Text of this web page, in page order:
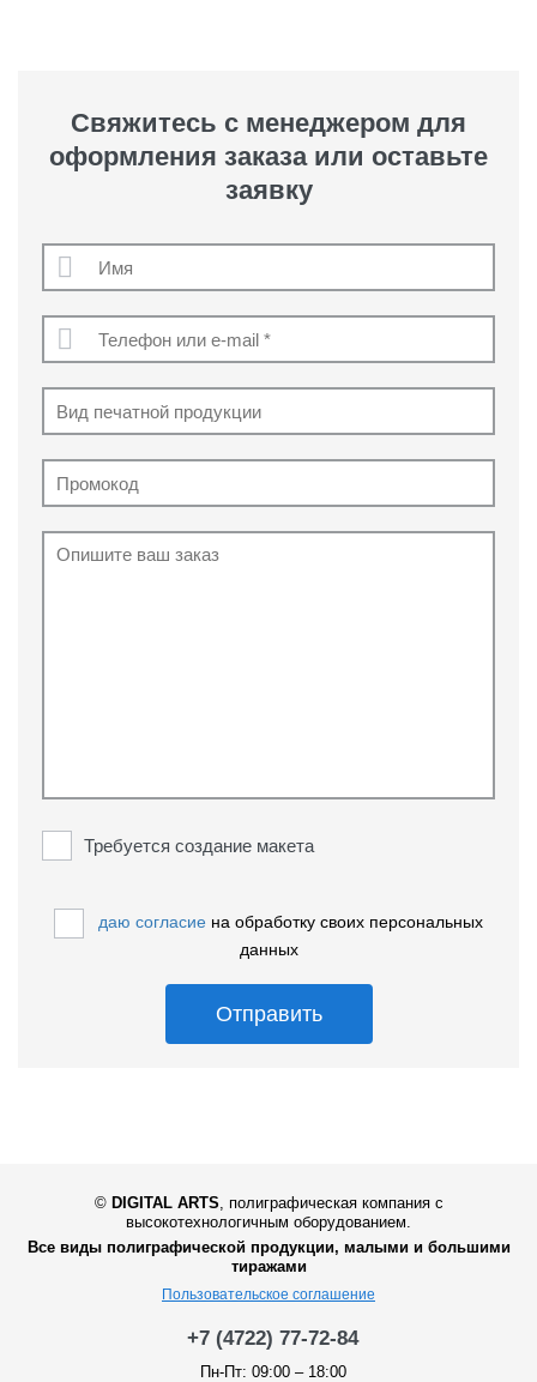
Свяжитесь с менеджером для
оформления заказа или оставьте
заявку
Требуется создание макета
даю согласие на обработку своих персональных
данных
Отправить
© DIGITAL ARTS
полиграфическая компания с
высокотехнологичным оборудованием.
Все виды полиграфической продукции, малыми и большими
тиражами
Пользовательское соглашение
+7 (4722) 77-72-84
Пн-Пт: 09:00 – 18:00